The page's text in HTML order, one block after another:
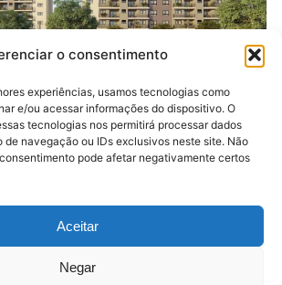
o consentimento
experiências, usamos tecnologias como
e/ou acessar informações do dispositivo. O
tecnologias nos permitirá processar dados
de navegação ou IDs exclusivos neste site. Não
pode afetar negativamente certos
Aceitar
Negar
em vendas no